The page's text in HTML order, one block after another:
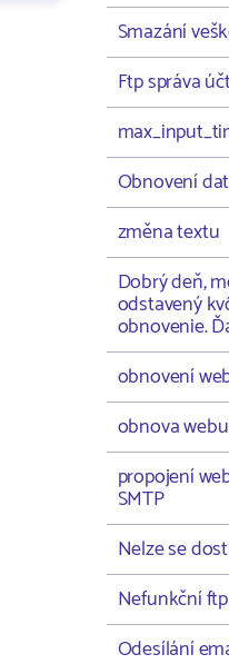
Smazání
Ftp správa
Obnovení
změna textu
Dobrý deň,
odstavený
obnovenie.
obnovení
obnova webu
propojení
SMTP
Nelze se
Nefunkční ftp
Odesílání